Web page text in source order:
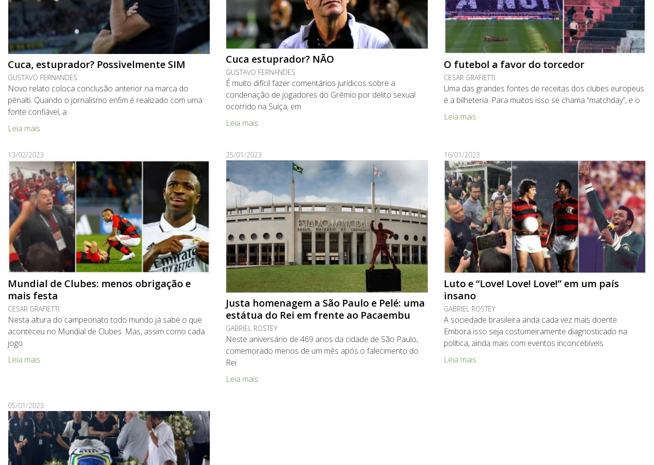
Cuca, estuprador? Possivelmente SIM
GUSTAVO FERNANDES
Novo relato coloca conclusão anterior na marca do
pênalti. Quando o jornalismo enfim é realizado com uma
fonte confiável, a
Leia mais
Cuca estuprador? NÃO
GUSTAVO FERNANDES
É muito difícil fazer comentários jurídicos sobre a
condenação de jogadores do Grêmio por delito sexual
ocorrido na Suíça, em
Leia mais
O futebol a favor do torcedor
CESAR GRAFIETTI
Uma das grandes fontes de receitas dos clubes europeus
é a bilheteria. Para muitos isso se chama “matchday”, e o
Leia mais
13/02/2023
Mundial de Clubes: menos obrigação e
mais festa
CESAR GRAFIETTI
Nesta altura do campeonato todo mundo já sabe o que
aconteceu no Mundial de Clubes. Mas, assim como cada
jogo
Leia mais
25/01/2023
Justa homenagem a São Paulo e Pelé: uma
estátua do Rei em frente ao Pacaembu
GABRIEL ROSTEY
Neste aniversário de 469 anos da cidade de São Paulo,
comemorado menos de um mês após o falecimento do
Rei
Leia mais
16/01/2023
Luto e “Love! Love! Love!” em um país
insano
GABRIEL ROSTEY
A sociedade brasileira anda cada vez mais doente.
Embora isso seja costumeiramente diagnosticado na
política, ainda mais com eventos inconcebíveis
Leia mais
05/01/2023